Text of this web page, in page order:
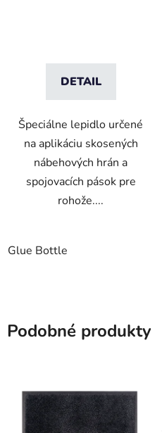
DETAIL
Špeciálne lepidlo určené
na aplikáciu skosených
nábehových hrán a
spojovacích pások pre
rohože....
Glue Bottle
Podobné produkty